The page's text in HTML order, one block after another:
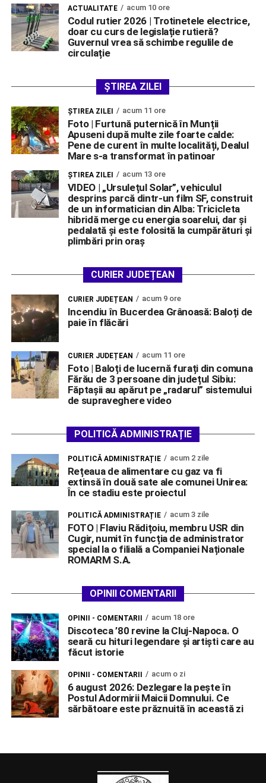
ACTUALITATE acum 10 ore
Codul rutier 2026 | Trotinetele electrice,
doar cu curs de legislație rutieră?
Guvernul vrea să schimbe regulile de
circulație
ȘTIREA ZILEI
ŞTIREA ZILEI acum 11 ore
Foto | Furtună puternică în Munții
Apuseni după multe zile foarte calde:
Pene de curent în multe localități, Dealul
Mare s-a transformat în patinoar
ŞTIREA ZILEI acum 13 ore
VIDEO | „Ursulețul Solar”, vehiculul
desprins parcă dintr-un film SF, construit
de un informatician din Alba: Tricicleta
hibridă merge cu energia soarelui, dar și
pedalată și este folosită la cumpărături și
plimbări prin oraș
CURIER JUDEȚEAN
CURIER JUDEȚEAN acum 9 ore
Incendiu în Bucerdea Grânoasă: Baloți de
paie în flăcări
CURIER JUDEȚEAN acum 11 ore
Foto | Baloți de lucernă furați din comuna
Fărău de 3 persoane din județul Sibiu:
Făptașii au apărut pe „radarul” sistemului
de supraveghere video
POLITICĂ ADMINISTRAȚIE
POLITICĂ ADMINISTRAȚIE acum 2 zile
Rețeaua de alimentare cu gaz va fi
extinsă în două sate ale comunei Unirea:
În ce stadiu este proiectul
POLITICĂ ADMINISTRAȚIE acum 3 zile
FOTO | Flaviu Rădițoiu, membru USR din
Cugir, numit în funcția de administrator
special la o filială a Companiei Naționale
ROMARM S.A.
OPINII COMENTARII
OPINII - COMENTARII acum 18 ore
Discoteca ’80 revine la Cluj-Napoca. O
seară cu hituri legendare și artiști care au
făcut istorie
OPINII - COMENTARII acum o zi
6 august 2026: Dezlegare la pește în
Postul Adormirii Maicii Domnului. Ce
sărbătoare este prăznuită în această zi